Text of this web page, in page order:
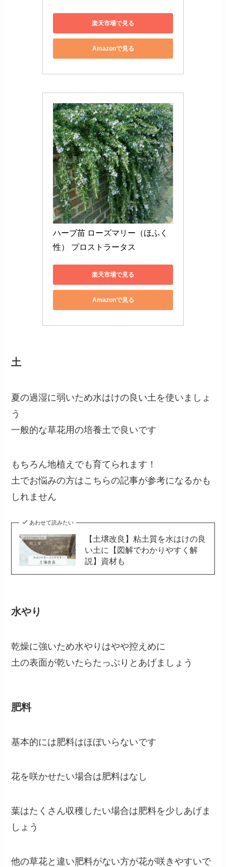
楽天市場で見る
Amazonで見る
ハーブ苗 ローズマリー（ほふく
性） プロストラータス
楽天市場で見る
Amazonで見る
土
夏の過湿に弱いため水はけの良い土を使いましょ
う
一般的な草花用の培養土で良いです
もちろん地植えでも育てられます！
土でお悩みの方はこちらの記事が参考になるかも
しれません
あわせて読みたい
【土壌改良】粘土質を水はけの良
い土に【図解でわかりやすく解
説】資材も
水やり
乾燥に強いため水やりはやや控えめに
土の表面が乾いたらたっぷりとあげましょう
肥料
基本的には肥料はほぼいらないです
花を咲かせたい場合は肥料はなし
葉はたくさん収穫したい場合は肥料を少しあげま
しょう
他の草花と違い肥料がない方が花が咲きやすいで